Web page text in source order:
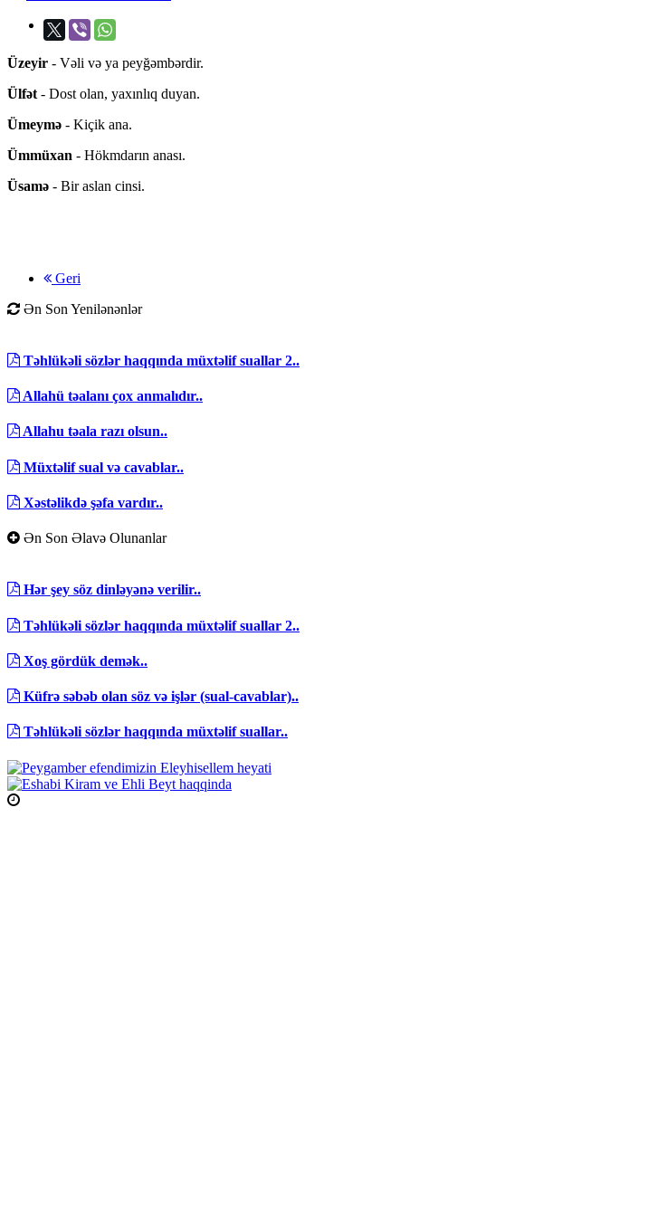
Üzeyir - Vəli və ya peyğəmbərdir.
Ülfət - Dost olan, yaxınlıq duyan.
Ümeymə - Kiçik ana.
Ümmüxan - Hökmdarın anası.
Üsamə - Bir aslan cinsi.
Geri
Ən Son Yenilənənlər
Təhlükəli sözlər haqqında müxtəlif suallar 2..
Allahü təalanı çox anmalıdır..
Allahu təala razı olsun..
Müxtəlif sual və cavablar..
Xəstəlikdə şəfa vardır..
Ən Son Əlavə Olunanlar
Hər şey söz dinləyənə verilir..
Təhlükəli sözlər haqqında müxtəlif suallar 2..
Xoş gördük demək..
Küfrə səbəb olan söz və işlər (sual-cavablar)..
Təhlükəli sözlər haqqında müxtəlif suallar..